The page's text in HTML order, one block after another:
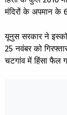
मंदिरों के अपमान के
यूनुस सरकार ने
25 नवंबर को
चटगांव में हिंसा फैल